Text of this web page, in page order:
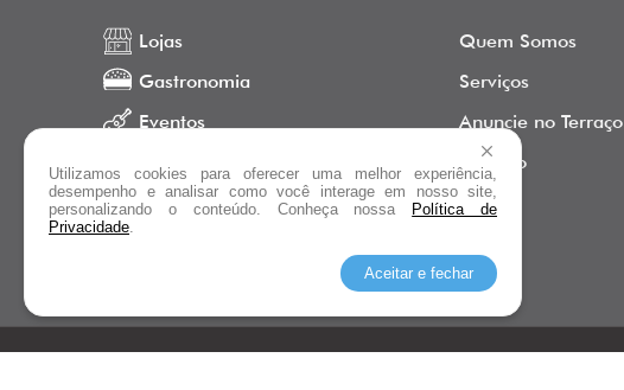
Lojas
Gastronomia
Eventos
Promoções
Quem Somos
Serviços
Anuncie no Terraço
Contato
Utilizamos cookies para oferecer uma melhor experiência,
desempenho e analisar como você interage em nosso site,
personalizando o conteúdo. Conheça nossa
Política de
Privacidade.
Aceitar e fechar